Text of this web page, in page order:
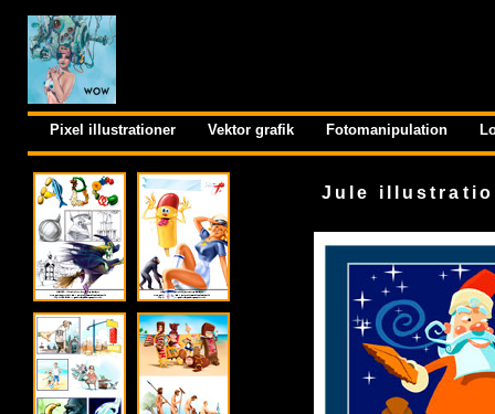
Pixel illustrationer Vektor grafik Fotomanipulation
Jule